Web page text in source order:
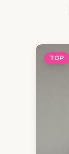
TOP